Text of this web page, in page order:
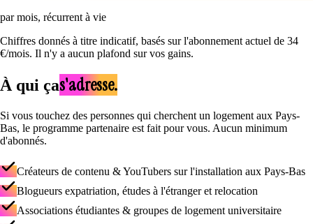
par mois, récurrent à vie
Chiffres donnés à titre indicatif, basés sur l'abonnement actuel de 34
€/mois. Il n'y a aucun plafond sur vos gains.
À qui ças'adresse.
Si vous touchez des personnes qui cherchent un logement aux Pays-
Bas, le programme partenaire est fait pour vous. Aucun minimum
d'abonnés.
Créateurs de contenu & YouTubers sur l'installation aux Pays-Bas
Blogueurs expatriation, études à l'étranger et relocation
Associations étudiantes & groupes de logement universitaire